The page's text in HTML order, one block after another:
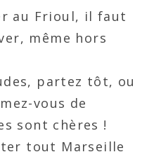
au Frioul, il faut
même hors
partez tôt, ou
vous de
sont chères !
tout Marseille